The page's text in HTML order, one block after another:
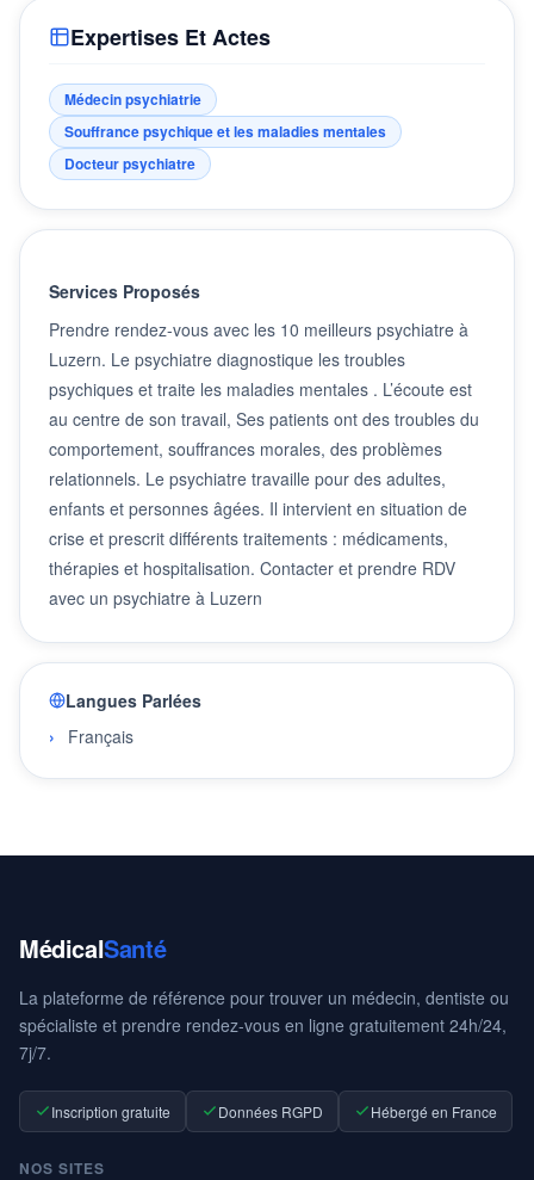
Expertises Et Actes
Médecin psychiatrie
Souffrance psychique et les maladies mentales
Docteur psychiatre
Services Proposés
Prendre rendez-vous avec les 10 meilleurs psychiatre à
Luzern. Le psychiatre diagnostique les troubles
psychiques et traite les maladies mentales . L’écoute est
au centre de son travail, Ses patients ont des troubles du
comportement, souffrances morales, des problèmes
relationnels. Le psychiatre travaille pour des adultes,
enfants et personnes âgées. Il intervient en situation de
crise et prescrit différents traitements : médicaments,
thérapies et hospitalisation. Contacter et prendre RDV
avec un psychiatre à Luzern
Langues Parlées
Français
MédicalSanté
La plateforme de référence pour trouver un médecin, dentiste ou
spécialiste et prendre rendez-vous en ligne gratuitement 24h/24,
7j/7.
Inscription gratuite Données RGPD Hébergé en France
NOS SITES